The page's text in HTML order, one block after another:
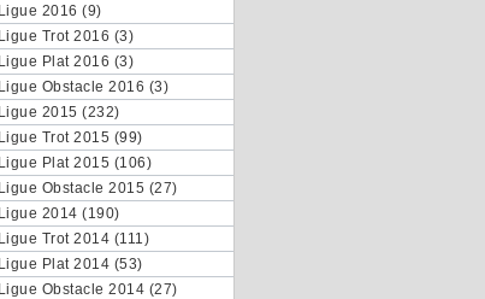
2016 (9)
Trot 2016 (3)
Plat 2016 (3)
Obstacle 2016 (3)
2015 (232)
Trot 2015 (99)
Plat 2015 (106)
Obstacle 2015 (27)
2014 (190)
Trot 2014 (111)
Plat 2014 (53)
Obstacle 2014 (27)